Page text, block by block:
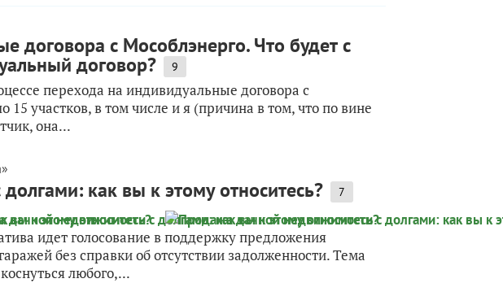
договора с Мособлэнерго. Что будет с
договор? 9
перехода на индивидуальные договора с
участков, в том числе и я (причина в том, что по вине
она...
»
как вы к этому относитесь? 7
идет голосование в поддержку предложения
без справки об отсутствии задолженности. Тема
любого,...